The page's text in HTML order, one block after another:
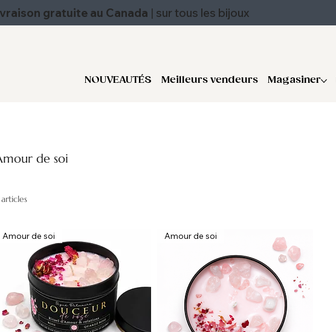
NOUVEAUTÉS Meilleurs vendeurs Magasiner
gratuite au Canada | sur tous les bijoux
de soi
Amour de soi Amour de soi